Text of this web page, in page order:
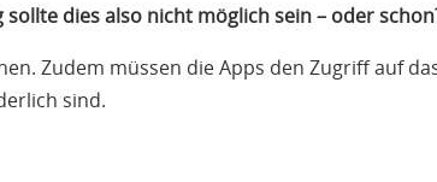
dies also nicht möglich sein – oder
Zudem müssen die Apps den Zugriff auf
sind.